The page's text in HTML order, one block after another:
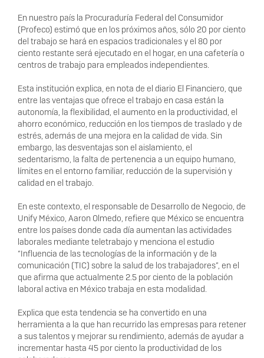
En nuestro país la Procuraduría Federal del Consumidor
(Profeco) estimó que en los próximos años, sólo 20 por ciento
del trabajo se hará en espacios tradicionales y el 80 por
ciento restante será ejecutado en el hogar, en una cafetería o
centros de trabajo para empleados independientes.
Esta institución explica, en nota de el diario El Financiero, que
entre las ventajas que ofrece el trabajo en casa están la
autonomía, la flexibilidad, el aumento en la productividad, el
ahorro económico, reducción en los tiempos de traslado y de
estrés, además de una mejora en la calidad de vida. Sin
embargo, las desventajas son el aislamiento, el
sedentarismo, la falta de pertenencia a un equipo humano,
límites en el entorno familiar, reducción de la supervisión y
calidad en el trabajo.
En este contexto, el responsable de Desarrollo de Negocio, de
Unify México, Aaron Olmedo, refiere que México se encuentra
entre los países donde cada día aumentan las actividades
laborales mediante teletrabajo y menciona el estudio
“Influencia de las tecnologías de la información y de la
comunicación (TIC) sobre la salud de los trabajadores”, en el
que afirma que actualmente 2.5 por ciento de la población
laboral activa en México trabaja en esta modalidad.
Explica que esta tendencia se ha convertido en una
herramienta a la que han recurrido las empresas para retener
a sus talentos y mejorar su rendimiento, además de ayudar a
incrementar hasta 45 por ciento la productividad de los